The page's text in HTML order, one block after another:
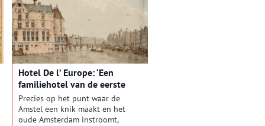
dit is geen origineel, maar een
nauwkeurige replica uit 1985
van het VOC-schip de
Amsterdam. Het echte schip
vertrok in 1749 op weg naar
Azië, tot het noodlot toesloeg…
Hotel De l’ Europe: ‘Een
familiehotel van de eerste
rang’
Precies op het punt waar de
Amstel een knik maakt en het
oude Amsterdam instroomt,